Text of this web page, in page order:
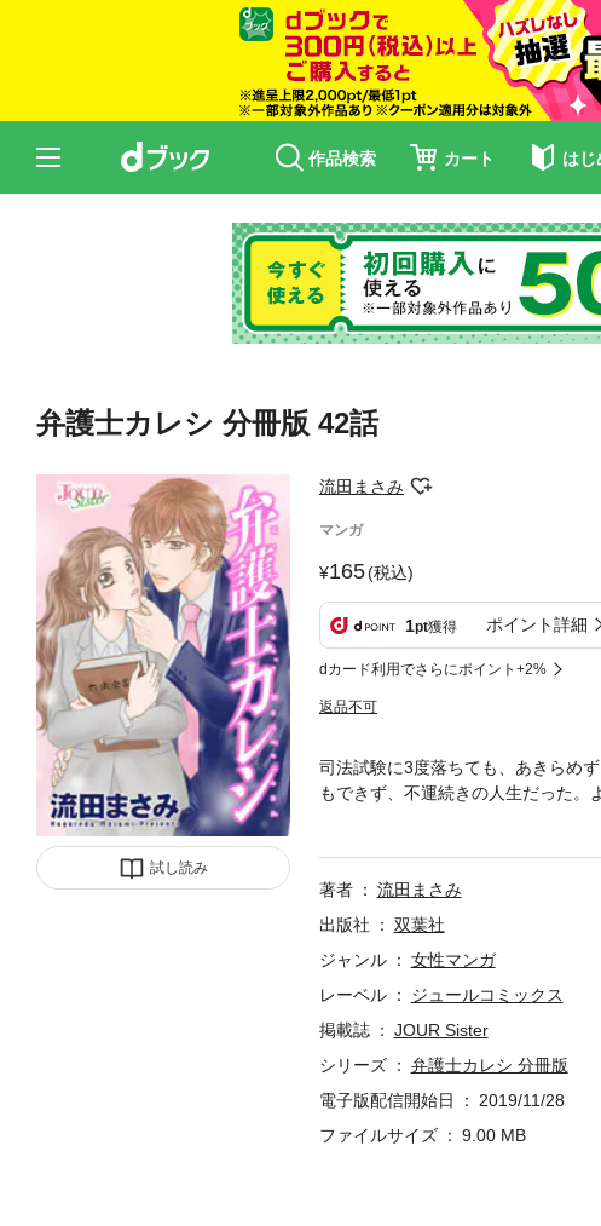
作品検索 カート はじ
弁護士カレシ 分冊版 42話
試し読み
流田まさみ
マンガ
165(税込)
1pt獲得 ポイント詳細
dカード利用でさらにポイント+2%
返品不可
司法試験に3度落ちても、あきらめ
もできず、不運続きの人生だった。
再会してしまう!? 決して会いたく
か? 辰巳との禁断の関係はどうなる
と恋の板挟みに悩む･･･。
著者
流田まさみ
出版社
双葉社
ジャンル
女性マンガ
レーベル
ジュールコミックス
掲載誌
JOUR Sister
シリーズ
弁護士カレシ 分冊版
電子版配信開始日
2019/11/28
ファイルサイズ
9.00 MB